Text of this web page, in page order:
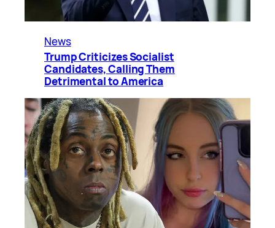
News
Trump Criticizes Socialist
Candidates, Calling Them
Detrimental to America